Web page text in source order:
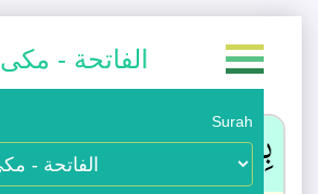
1 : الفاتحة - مکی
Surah
بِسْمِ اللّٰهِ الرَّحْمٰنِ الرَّحِيْمِ 0 ؀